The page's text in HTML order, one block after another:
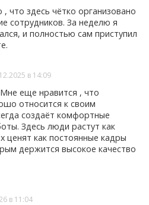
, что здесь чётко организовано
сотрудников. За неделю я
и полностью сам приступил
в 14:09
еще нравится , что
относится к своим
создаёт комфортные
Здесь люди растут как
ценят как постоянные кадры
держится высокое качество
в 11:04